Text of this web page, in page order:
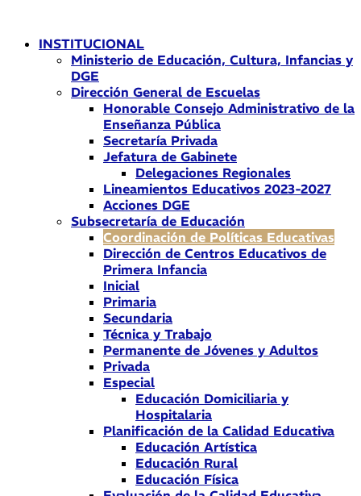
contenidoINSTITUCIONAL
Ministerio de Educación, Cultura, Infancias y
DGE
Dirección General de Escuelas
Honorable Consejo Administrativo de la
Enseñanza Pública
Secretaría Privada
Jefatura de Gabinete
Delegaciones Regionales
Lineamientos Educativos 2023-2027
Acciones DGE
Subsecretaría de Educación
Coordinación de Políticas Educativas
Dirección de Centros Educativos de
Primera Infancia
Inicial
Primaria
Secundaria
Técnica y Trabajo
Permanente de Jóvenes y Adultos
Privada
Especial
Educación Domiciliaria y
Hospitalaria
Planificación de la Calidad Educativa
Educación Artística
Educación Rural
Educación Física